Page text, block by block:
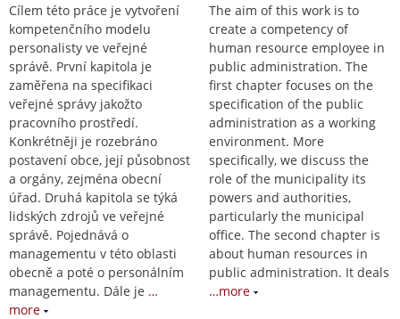
Cílem této práce je vytvoření
kompetenčního modelu
personalisty ve veřejné
správě. První kapitola je
zaměřena na specifikaci
veřejné správy jakožto
pracovního prostředí.
Konkrétněji je rozebráno
postavení obce, její působnost
a orgány, zejména obecní
úřad. Druhá kapitola se týká
lidských zdrojů ve veřejné
správě. Pojednává o
managementu v této oblasti
obecně a poté o personálním
managementu. Dále je …
more
The aim of this work is to
create a competency of
human resource employee in
public administration. The
first chapter focuses on the
specification of the public
administration as a working
environment. More
specifically, we discuss the
role of the municipality its
powers and authorities,
particularly the municipal
office. The second chapter is
about human resources in
public administration. It deals
…more